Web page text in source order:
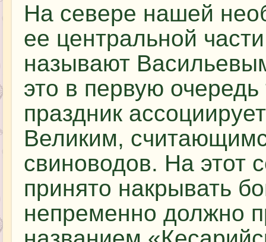
На севере нашей
ее центральной
называют
это в первую
праздник
Великим,
свиноводов. На этот
принято накрывать
непременно должно